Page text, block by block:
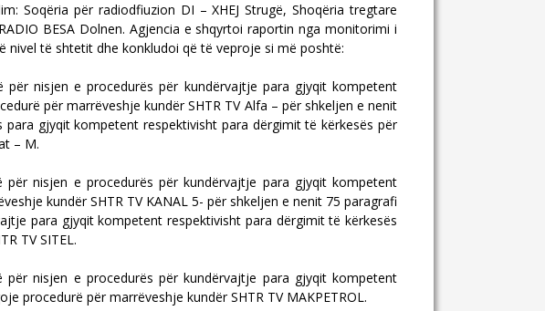
Soqëria për radiodfiuzion DI – XHEJ Strugë, Shoqëria tregtare
BESA Dolnen. Agjencia e shqyrtoi raportin nga monitorimi i
të shtetit dhe konkludoi që të veproje si më poshtë:
nisjen e procedurës për kundërvajtje para gjyqit kompetent
për marrëveshje kundër SHTR TV Alfa – për shkeljen e nenit
gjyqit kompetent respektivisht para dërgimit të kërkesës për
– M.
nisjen e procedurës për kundërvajtje para gjyqit kompetent
kundër SHTR TV KANAL 5- për shkeljen e nenit 75 paragrafi
para gjyqit kompetent respektivisht para dërgimit të kërkesës
TV SITEL.
nisjen e procedurës për kundërvajtje para gjyqit kompetent
procedurë për marrëveshje kundër SHTR TV MAKPETROL.